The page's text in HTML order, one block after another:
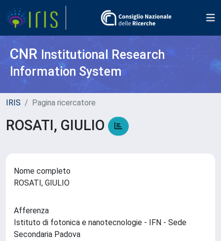
CNR Institutional Research
Information System
IRIS Pagina ricercatore
ROSATI, GIULIO
Nome completo
ROSATI, GIULIO
Afferenza
Istituto di fotonica e nanotecnologie - IFN - Sede
Secondaria Padova